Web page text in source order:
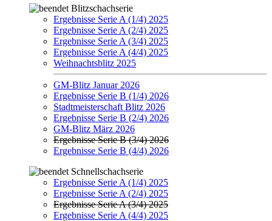
Blitzschachserie
Ergebnisse Serie A (1/4) 2025
Ergebnisse Serie A (2/4) 2025
Ergebnisse Serie A (3/4) 2025
Ergebnisse Serie A (4/4) 2025
Weihnachtsblitz 2025
GM-Blitz Januar 2026
Ergebnisse Serie B (1/4) 2026
Stadtmeisterschaft Blitz 2026
Ergebnisse Serie B (2/4) 2026
GM-Blitz März 2026
Ergebnisse Serie B (3/4) 2026
Ergebnisse Serie B (4/4) 2026
Schnellschachserie
Ergebnisse Serie A (1/4) 2025
Ergebnisse Serie A (2/4) 2025
Ergebnisse Serie A (3/4) 2025
Ergebnisse Serie A (4/4) 2025